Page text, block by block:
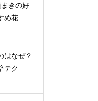
きの好
め花
はなぜ？
テク